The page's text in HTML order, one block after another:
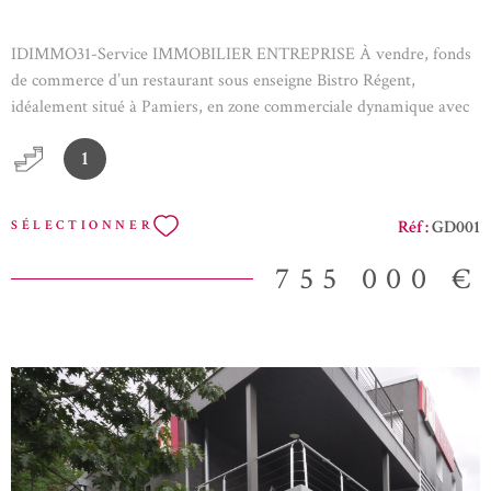
IDIMMO31-Service IMMOBILIER ENTREPRISE À vendre, fonds
de commerce d’un restaurant sous enseigne Bistro Régent,
idéalement situé à Pamiers, en zone commerciale dynamique avec
fort passage. L’établissement de 290m2 bénéficie d’une excellente
visibilité, d’un parking à proximité et d’une clientèle fidèle aussi
bien le midi que le soir. Le restaurant, en parfait état, dispose d’une
salle spacieuse et lumineuse pouvant accueillir 80 couverts, ainsi
qu’une terrasse aménagée de 60 couverts environ. Normes PMR.
Cuisine entièrement équipée aux normes, avec matériel récent et
entretenu. CA N-2: 1 094 071€, CA N-1: 1 071 607€ Le restaurant
Emplacement stratégique, accès facile, établissement aux normes,
franchise reconnue, clientèle fidèle et diversifiée. Opportunité clé
en main pour professionnel souhaitant s’installer dans une ville en
plein essor. Votre agence immobilière se spécialise dans le droit
immobilier. Vous souhaitez rédiger un compromis de vente pour
1
SÉLECTIONNER Réf :GD001
755 000 €